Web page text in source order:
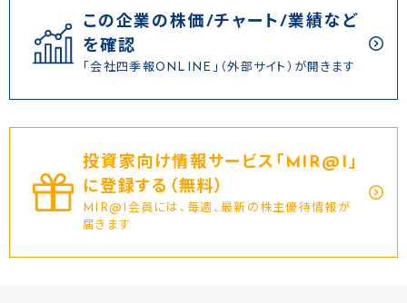
この企業の株価/チャート/業績など
を確認
「会社四季報ONLINE」（外部サイト）が開きます
投資家向け情報サービス｢MIR@I｣
に登録する（無料）
MIR@I会員には、毎週、最新の株主優待情報が
届きます